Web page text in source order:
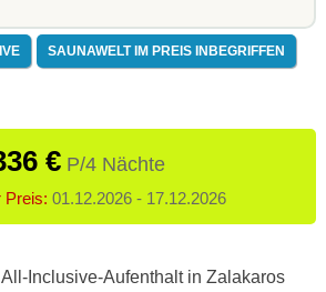
SAUNAWELT IM PREIS INBEGRIFFEN
€P/4 Nächte
Preis: 01.12.2026 - 17.12.2026
Inclusive-Aufenthalt in Zalakaros